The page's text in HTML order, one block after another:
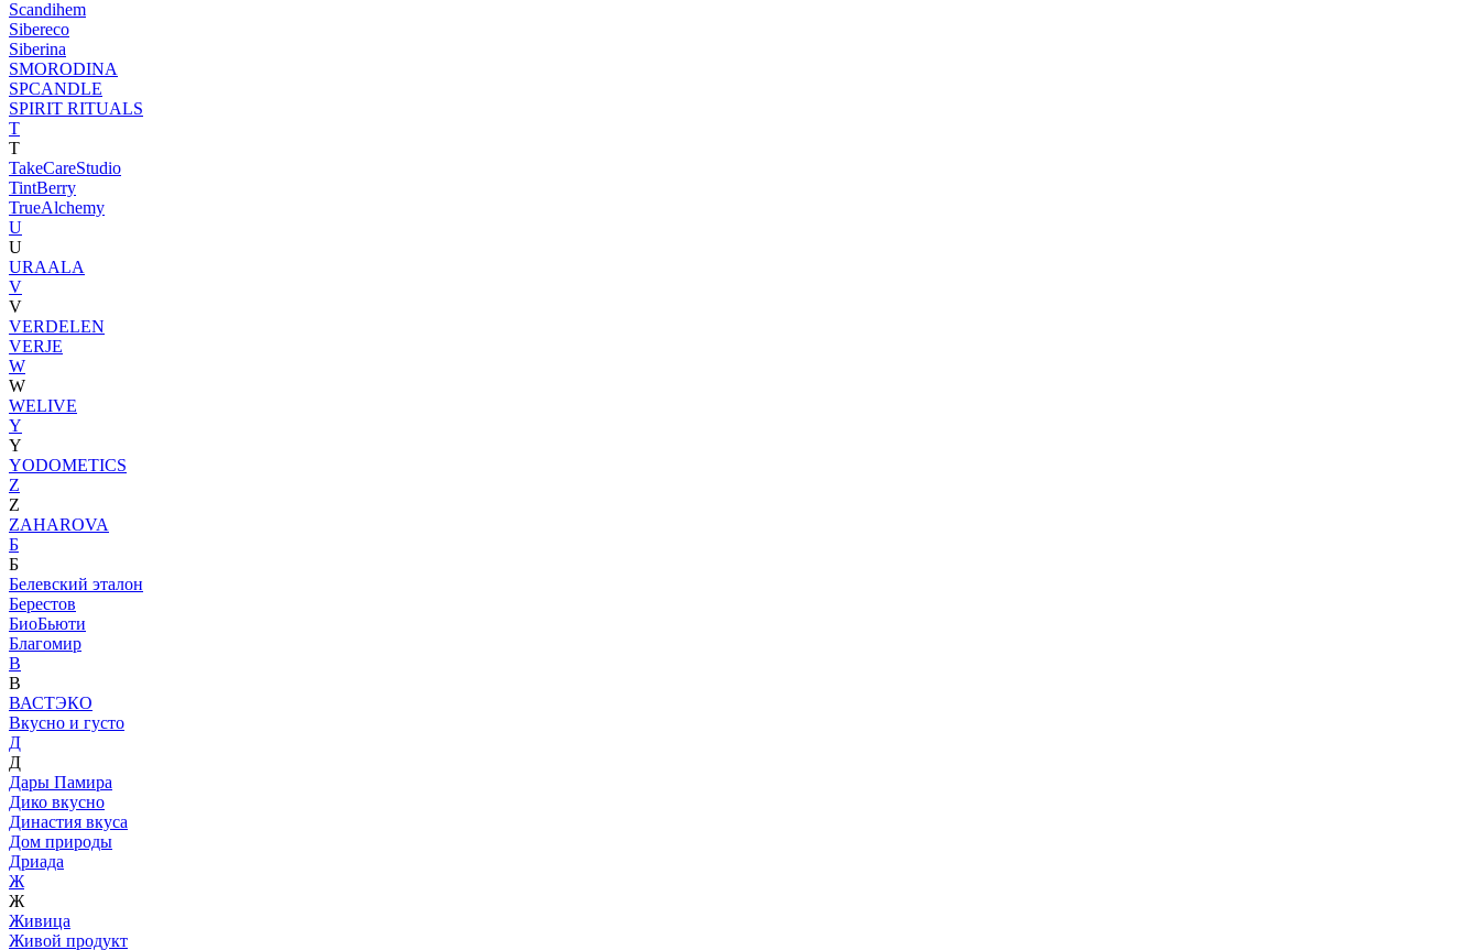
Scandihem
Sibereco
Siberina
SMORODINA
SPCANDLE
SPIRIT RITUALS
T
T
TakeCareStudio
TintBerry
TrueAlchemy
U
U
URAALA
V
V
VERDELEN
VERJE
W
W
WELIVE
Y
Y
YODOMETICS
Z
Z
ZAHAROVA
Б
Б
Белевский эталон
Берестов
БиоБьюти
Благомир
В
В
ВАСТЭКО
Вкусно и густо
Д
Д
Дары Памира
Дико вкусно
Династия вкуса
Дом природы
Дриада
Ж
Ж
Живица
Живой продукт